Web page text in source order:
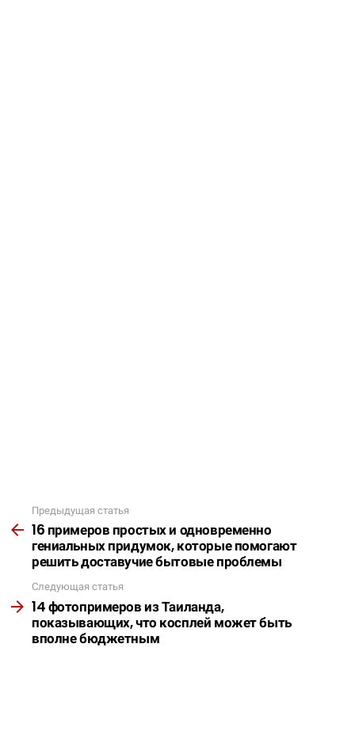
Подробнее
Предыдущая статья
16 примеров простых и одновременно
гениальных придумок, которые помогают
решить доставучие бытовые проблемы
Следующая статья
14 фотопримеров из Таиланда,
показывающих, что косплей может быть
вполне бюджетным